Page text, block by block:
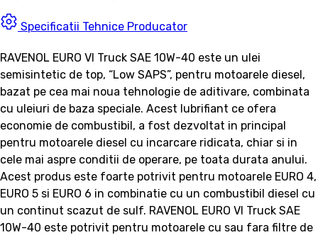
Specificatii Tehnice Producator
RAVENOL EURO VI Truck SAE 10W-40 este un ulei
semisintetic de top, “Low SAPS”, pentru motoarele diesel,
bazat pe cea mai noua tehnologie de aditivare, combinata
cu uleiuri de baza speciale. Acest lubrifiant ce ofera
economie de combustibil, a fost dezvoltat in principal
pentru motoarele diesel cu incarcare ridicata, chiar si in
cele mai aspre conditii de operare, pe toata durata anului.
Acest produs este foarte potrivit pentru motoarele EURO 4,
EURO 5 si EURO 6 in combinatie cu un combustibil diesel cu
un continut scazut de sulf. RAVENOL EURO VI Truck SAE
10W-40 este potrivit pentru motoarele cu sau fara filtre de